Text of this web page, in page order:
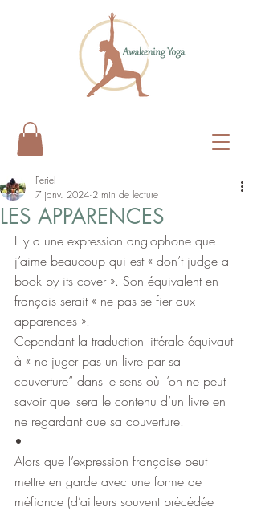
LES APPARENCES
Feriel
7 janv. 2024 2 min de lecture
Il y a une expression anglophone que
j’aime beaucoup qui est « don’t judge a
book by its cover ». Son équivalent en
français serait « ne pas se fier aux
apparences ».
Cependant la traduction littérale équivaut
à « ne juger pas un livre par sa
couverture” dans le sens où l’on ne peut
savoir quel sera le contenu d’un livre en
ne regardant que sa couverture.
•
Alors que l’expression française peut
mettre en garde avec une forme de
méfiance (d’ailleurs souvent précédée